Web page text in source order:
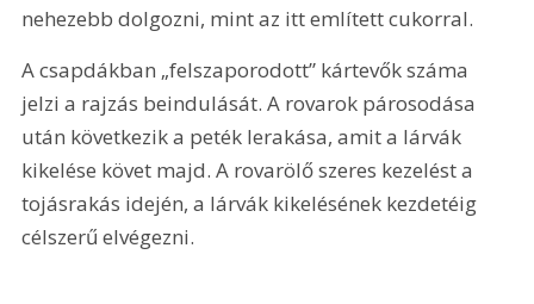
nehezebb dolgozni, mint az itt említett cukorral.
A csapdákban „felszaporodott” kártevők száma
jelzi a rajzás beindulását. A rovarok párosodása
után következik a peték lerakása, amit a lárvák
kikelése követ majd. A rovarölő szeres kezelést a
tojásrakás idején, a lárvák kikelésének kezdetéig
célszerű elvégezni.